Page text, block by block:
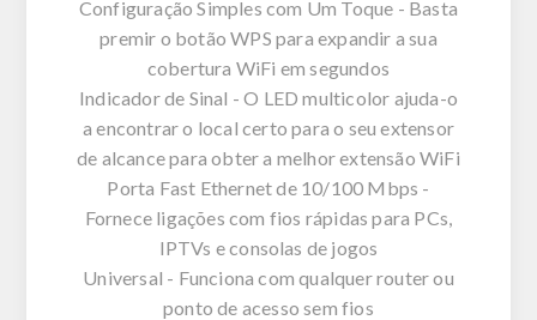
Configuração Simples com Um Toque - Basta
premir o botão WPS para expandir a sua
cobertura WiFi em segundos
Indicador de Sinal - O LED multicolor ajuda-o
a encontrar o local certo para o seu extensor
de alcance para obter a melhor extensão WiFi
Porta Fast Ethernet de 10/100 Mbps -
Fornece ligações com fios rápidas para PCs,
IPTVs e consolas de jogos
Universal - Funciona com qualquer router ou
ponto de acesso sem fios